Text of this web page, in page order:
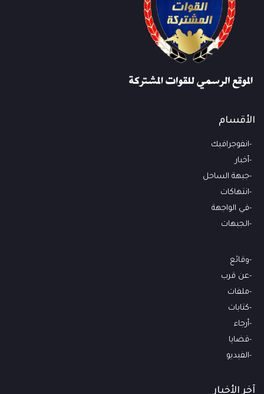
الأقسام
انفوجرافيك
أخبار
جبهة الساحل
انتهاكات
في الواجهة
الجبهات
وقائع
عن قرب
ملفات
كتابات
أرجاء
قضايا
الفيديو
آخر الأخبار